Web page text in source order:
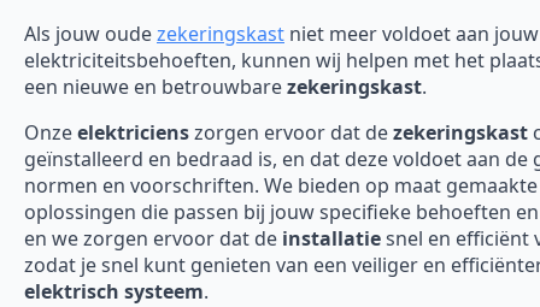
Als jouw oudezekeringskast niet meer voldoet aan jouw
elektriciteitsbehoeften, kunnen wij helpen met het
een nieuwe en betrouwbarezekeringskast.
Onzeelektricienszorgen ervoor dat dezekeringskast
geïnstalleerd en bedraad is, en dat deze voldoet aan de
normen en voorschriften. We bieden op maat gemaakte
oplossingen die passen bij jouw specifieke behoeften
en we zorgen ervoor dat de installatiesnel en efficiënt
zodat je snel kunt genieten van een veiliger en
elektrisch systeem.